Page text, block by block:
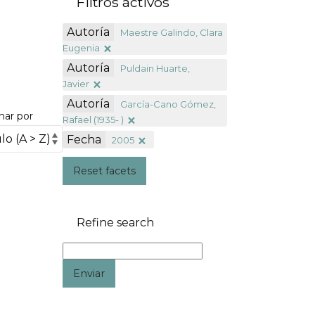
por
Autoría
Maestre Galindo, Clara
Eugenia
Autoría
Puldain Huarte,
Javier
Autoría
García-Cano Gómez,
Rafael (1935- )
Fecha 2005
Reset facets
Refine search
Enviar